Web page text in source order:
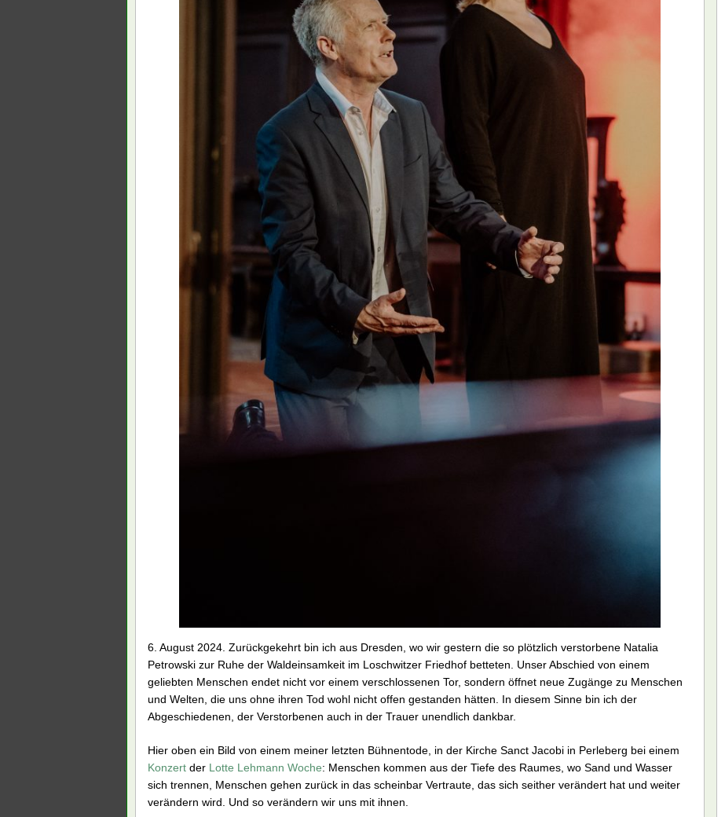
6. August 2024. Zurückgekehrt bin ich aus Dresden, wo wir gestern die so plötzlich verstorbene Natalia
Petrowski zur Ruhe der Waldeinsamkeit im Loschwitzer Friedhof betteten. Unser Abschied von einem
geliebten Menschen endet nicht vor einem verschlossenen Tor, sondern öffnet neue Zugänge zu Menschen
und Welten, die uns ohne ihren Tod wohl nicht offen gestanden hätten. In diesem Sinne bin ich der
Abgeschiedenen, der Verstorbenen auch in der Trauer unendlich dankbar.
Hier oben ein Bild von einem meiner letzten Bühnentode, in der Kirche Sanct Jacobi in Perleberg bei einem
Konzert der Lotte Lehmann Woche: Menschen kommen aus der Tiefe des Raumes, wo Sand und Wasser
sich trennen, Menschen gehen zurück in das scheinbar Vertraute, das sich seither verändert hat und weiter
verändern wird. Und so verändern wir uns mit ihnen.